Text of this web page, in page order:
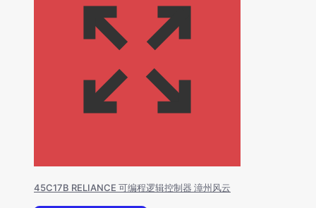
45C17B RELIANCE 可编程逻辑控制器 漳州风云